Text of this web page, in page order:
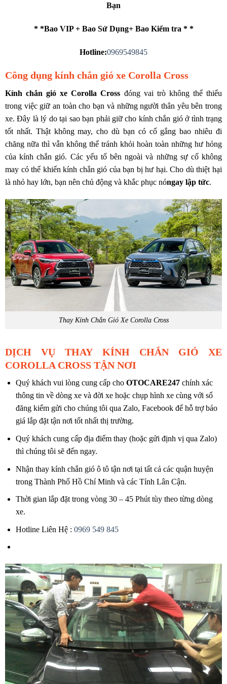
Bạn
* *Bao VIP + Bao Sử Dụng+ Bao Kiểm tra * *
Hotline:0969549845
Công dụng kính chắn gió xe Corolla Cross
Kính chắn gió xe Corolla Cross đóng vai trò không thể thiếu
trong việc giữ an toàn cho bạn và những người thân yêu bên trong
xe. Đây là lý do tại sao bạn phải giữ cho kính chắn gió ở tình trạng
tốt nhất. Thật không may, cho dù bạn có cố gắng bao nhiêu đi
chăng nữa thì vẫn không thể tránh khỏi hoàn toàn những hư hỏng
của kính chắn gió. Các yếu tố bên ngoài và những sự cố không
may có thể khiến kính chắn gió của bạn bị hư hại. Cho dù thiệt hại
là nhỏ hay lớn, bạn nên chủ động và khắc phục nóngay lập tức.
Thay Kính Chắn Gió Xe Corolla Cross
DỊCH VỤ THAY KÍNH CHẮN GIÓ XE
COROLLA CROSS TẬN NƠI
Quý khách vui lòng cung cấp cho OTOCARE247chính xác
thông tin về dòng xe và đời xe hoặc chụp hình xe cùng với sổ
đăng kiểm gửi cho chúng tôi qua Zalo, Facebook để hỗ trợ báo
giá lắp đặt tận nơi tốt nhất thị trường.
Quý khách cung cấp địa điểm thay (hoặc gửi định vị qua Zalo)
thì chúng tôi sẽ đến ngay.
Nhận thay kính chắn gió ô tô tận nơi tại tất cả các quận huyện
trong Thành Phố Hồ Chí Minh và các Tỉnh Lân Cận.
Thời gian lắp đặt trong vòng 30 – 45 Phút tùy theo từng dòng
xe.
Hotline Liên Hệ : 0969 549 845